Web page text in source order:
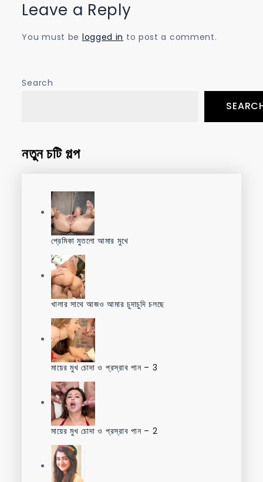
Leave a Reply
You must be logged in to post a comment.
Search
নতুন চটি গল্প
প্রেমিকা মুতলো আমার মুখে
খালার সাথে আজও আমার চুদাচুদি চলছে
মায়ের মুখ চোদা ও প্রস্রাব পান – 3
মায়ের মুখ চোদা ও প্রস্রাব পান – 2